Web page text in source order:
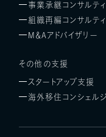
事業承継コンサルテ
組織再編コンサルテ
M＆Aアドバイザリー
その他の支援
スタートアップ支援
海外移住コンシェルジ